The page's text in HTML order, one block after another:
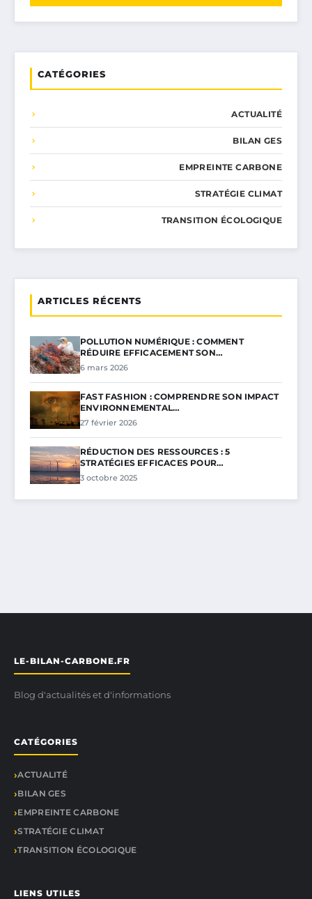
CATÉGORIES
ACTUALITÉ
BILAN GES
EMPREINTE CARBONE
STRATÉGIE CLIMAT
TRANSITION ÉCOLOGIQUE
ARTICLES RÉCENTS
POLLUTION NUMÉRIQUE : COMMENT
RÉDUIRE EFFICACEMENT SON…
6 mars 2026
FAST FASHION : COMPRENDRE SON IMPACT
ENVIRONNEMENTAL…
27 février 2026
RÉDUCTION DES RESSOURCES : 5
STRATÉGIES EFFICACES POUR…
3 octobre 2025
LE-BILAN-CARBONE.FR
Blog d'actualités et d'informations
CATÉGORIES
ACTUALITÉ
BILAN GES
EMPREINTE CARBONE
STRATÉGIE CLIMAT
TRANSITION ÉCOLOGIQUE
LIENS UTILES